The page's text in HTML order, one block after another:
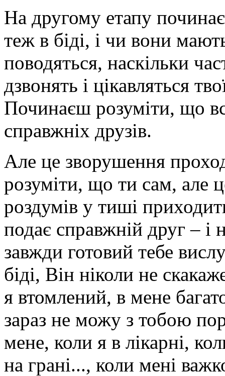
На другому етапу
теж в біді, і чи вони
поводяться, наскільки
дзвонять і цікавляться
Починаєш розуміти, що
справжніх друзів.
Але це зворушення
розуміти, що ти сам, але
роздумів у тиші
подає справжній друг – і
завжди готовий тебе
біді, Він ніколи не
я втомлений, в мене
зараз не можу з тобою
мене, коли я в лікарні,
на грані..., коли мені